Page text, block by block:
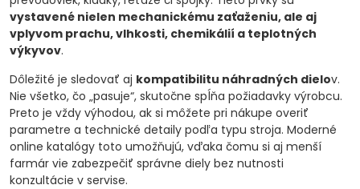
vystavené nielen mechanickému zaťaženiu, ale aj
vplyvom prachu, vlhkosti, chemikálií a teplotných
výkyvov.
Dôležité je sledovať aj kompatibilitu náhradných dielov.
Nie všetko, čo „pasuje“, skutočne spĺňa požiadavky výrobcu.
Preto je vždy výhodou, ak si môžete pri nákupe overiť
parametre a technické detaily podľa typu stroja. Moderné
online katalógy toto umožňujú, vďaka čomu si aj menší
farmár vie zabezpečiť správne diely bez nutnosti
konzultácie v servise.